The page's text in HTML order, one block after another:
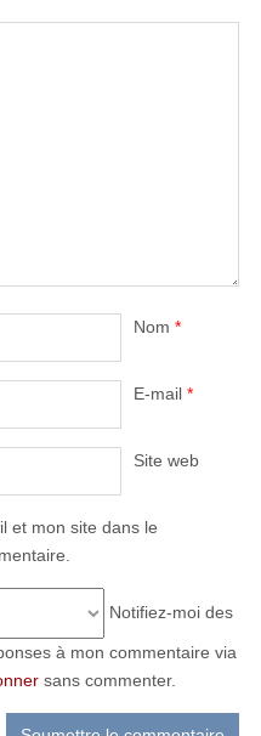
Nom *
E-mail *
Site web
et mon site dans le
Notifiez-moi des
à mon commentaire via
sans commenter.